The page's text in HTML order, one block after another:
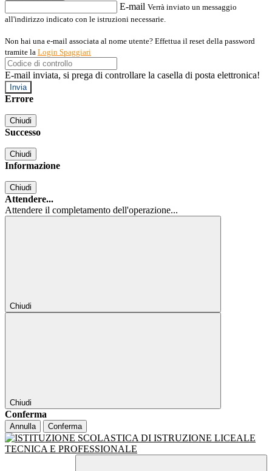
E-mail Verrà inviato un messaggio
all'indirizzo indicato con le istruzioni necessarie.
Non hai una e-mail associata al nome utente? Effettua il reset della password
tramite la Login Spaggiari
E-mail inviata, si prega di controllare la casella di posta elettronica!
Errore
Chiudi
Successo
Chiudi
Informazione
Chiudi
Attendere...
Attendere il completamento dell'operazione...
Chiudi
Chiudi
Conferma
Annulla Conferma